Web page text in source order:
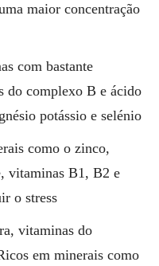
maior concentração
com bastante
do complexo B e ácido
potássio e selénio
como o zinco,
vitaminas B1, B2 e
o stress
vitaminas do
em minerais como